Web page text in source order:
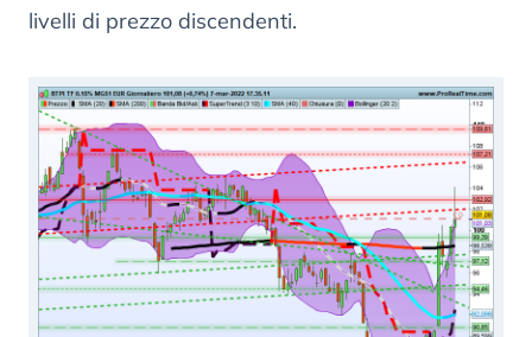
livelli di prezzo discendenti.